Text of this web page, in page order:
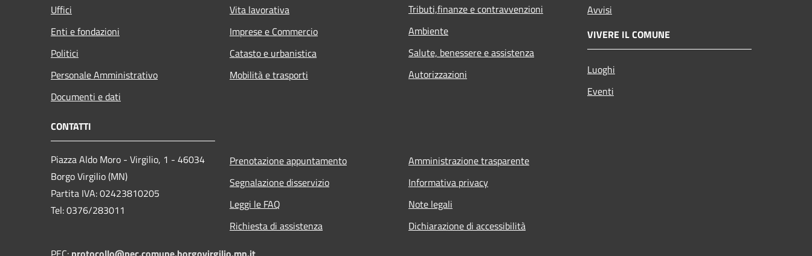
Uffici
Enti e fondazioni
Politici
Personale Amministrativo
Documenti e dati
Vita lavorativa
Imprese e Commercio
Catasto e urbanistica
Mobilità e trasporti
Tributi,finanze e contravvenzioni
Ambiente
Salute, benessere e assistenza
Autorizzazioni
Avvisi
VIVERE IL COMUNE
Luoghi
Eventi
CONTATTI
Piazza Aldo Moro - Virgilio, 1 - 46034
Borgo Virgilio (MN)
Partita IVA: 02423810205
Tel: 0376/283011
Prenotazione appuntamento
Segnalazione disservizio
Leggi le FAQ
Richiesta di assistenza
Amministrazione trasparente
Informativa privacy
Note legali
Dichiarazione di accessibilità